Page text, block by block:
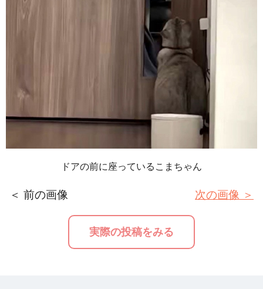
ドアの前に座っているこまちゃん
＜ 前の画像
実際の投稿をみる
次の画像 ＞